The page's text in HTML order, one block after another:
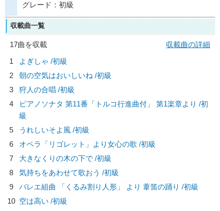
グレード：初級
収載曲一覧
17曲を収載
収載曲の詳細
1
よぎしゃ /初級
2
朝の空気はおいしいね /初級
3
狩人の合唱 /初級
4
ピアノソナタ 第11番「トルコ行進曲付」 第1楽章より /初
級
5
うれしいそよ風 /初級
6
オペラ「リゴレット」より女心の歌 /初級
7
大きなくりの木の下で /初級
8
気持ちをあわせて歌おう /初級
9
バレエ組曲 「くるみ割り人形」 より 葦笛の踊り /初級
10 空は高い /初級